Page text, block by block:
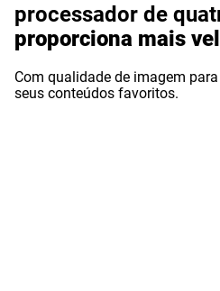
processador de
proporciona mais
Com qualidade de imagem
seus conteúdos favoritos.